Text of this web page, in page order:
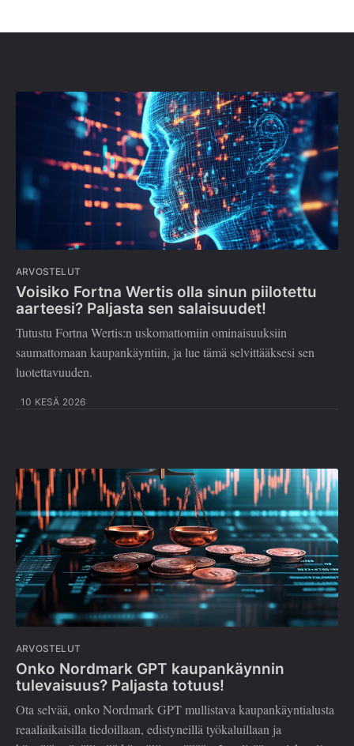
ARVOSTELUT
Voisiko Fortna Wertis olla sinun piilotettu
aarteesi? Paljasta sen salaisuudet!
Tutustu Fortna Wertis:n uskomattomiin ominaisuuksiin
saumattomaan kaupankäyntiin, ja lue tämä selvittääksesi sen
luotettavuuden.
10 KESÄ 2026
ARVOSTELUT
Onko Nordmark GPT kaupankäynnin
tulevaisuus? Paljasta totuus!
Ota selvää, onko Nordmark GPT mullistava kaupankäyntialusta
reaaliaikaisilla tiedoillaan, edistyneillä työkaluillaan ja